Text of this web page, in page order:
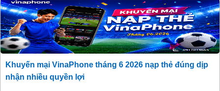
Khuyến mại VinaPhone tháng 6 2026 nạp thẻ đúng dịp
nhận nhiều quyền lợi